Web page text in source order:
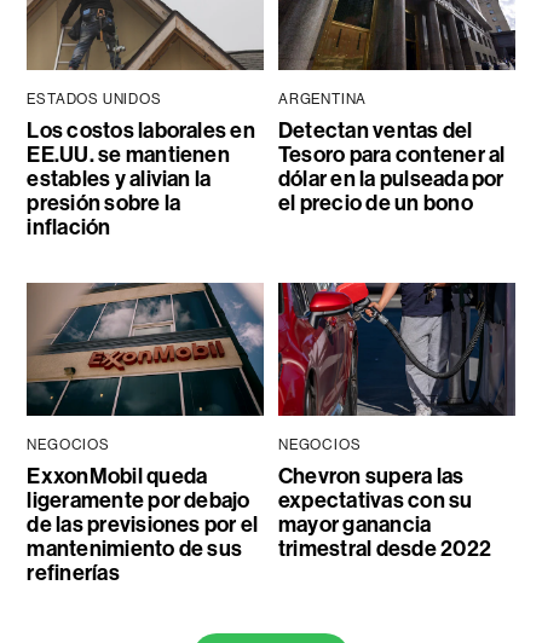
ESTADOS UNIDOS
Los costos laborales en
EE.UU. se mantienen
estables y alivian la
presión sobre la
inflación
ARGENTINA
Detectan ventas del
Tesoro para contener al
dólar en la pulseada por
el precio de un bono
NEGOCIOS
ExxonMobil queda
ligeramente por debajo
de las previsiones por el
mantenimiento de sus
refinerías
NEGOCIOS
Chevron supera las
expectativas con su
mayor ganancia
trimestral desde 2022